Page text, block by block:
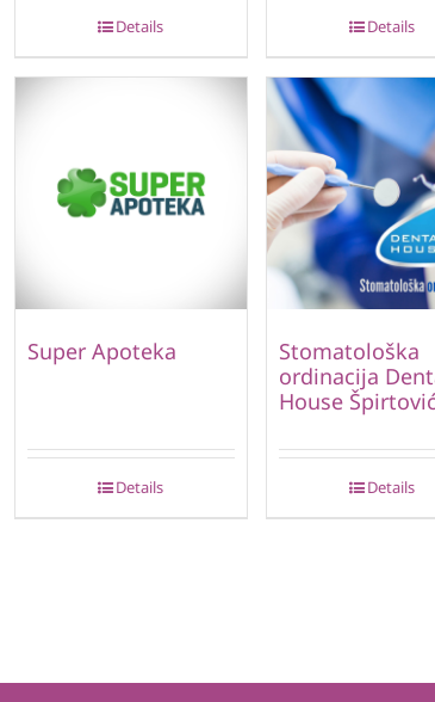
Details Details
Super Apoteka
Details
Stomatološka
ordinacija
House Špirtović
Details